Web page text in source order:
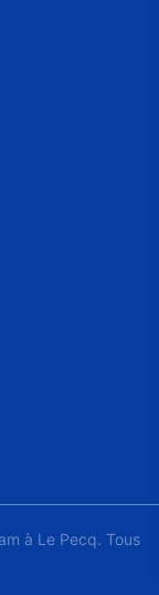
à Le Pecq. Tous